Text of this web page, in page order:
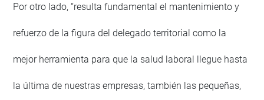
Por otro lado, “resulta fundamental el mantenimiento y
refuerzo de la figura del delegado territorial como la
mejor herramienta para que la salud laboral llegue hasta
la última de nuestras empresas, también las pequeñas,